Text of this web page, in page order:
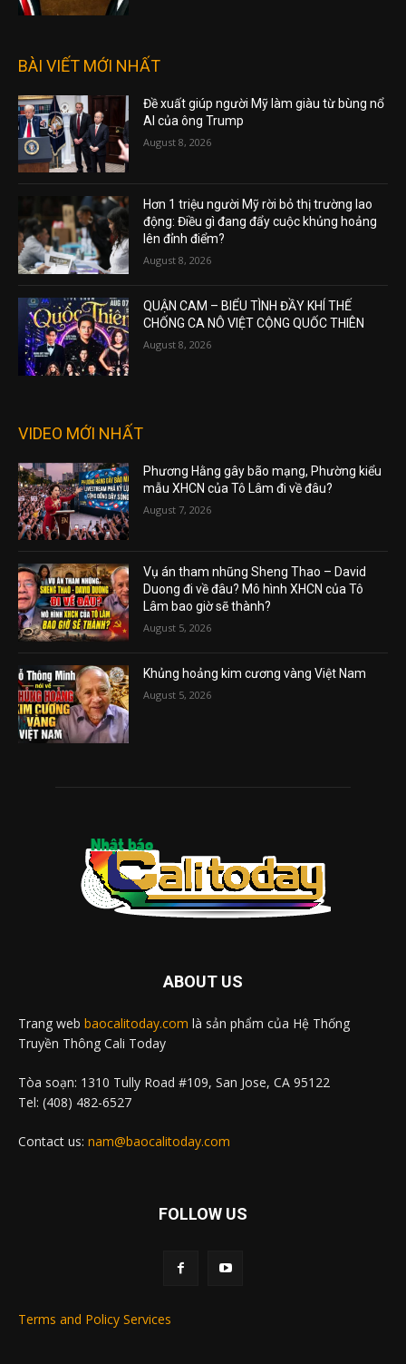
BÀI VIẾT MỚI NHẤT
Đề xuất giúp người Mỹ làm giàu từ bùng nổ
AI của ông Trump
August 8, 2026
Hơn 1 triệu người Mỹ rời bỏ thị trường lao
động: Điều gì đang đẩy cuộc khủng hoảng
lên đỉnh điểm?
August 8, 2026
QUẬN CAM – BIỂU TÌNH ĐẦY KHÍ THẾ
CHỐNG CA NÔ VIỆT CỘNG QUỐC THIÊN
August 8, 2026
VIDEO MỚI NHẤT
Phương Hằng gây bão mạng, Phường kiểu
mẫu XHCN của Tô Lâm đi về đâu?
August 7, 2026
Vụ án tham nhũng Sheng Thao – David
Duong đi về đâu? Mô hình XHCN của Tô
Lâm bao giờ sẽ thành?
August 5, 2026
Khủng hoảng kim cương vàng Việt Nam
August 5, 2026
ABOUT US
Trang web baocalitoday.com là sản phẩm của Hệ Thống
Truyền Thông Cali Today
Tòa soạn: 1310 Tully Road #109, San Jose, CA 95122
Tel: (408) 482-6527
Contact us: nam@baocalitoday.com
FOLLOW US
Terms and Policy Services